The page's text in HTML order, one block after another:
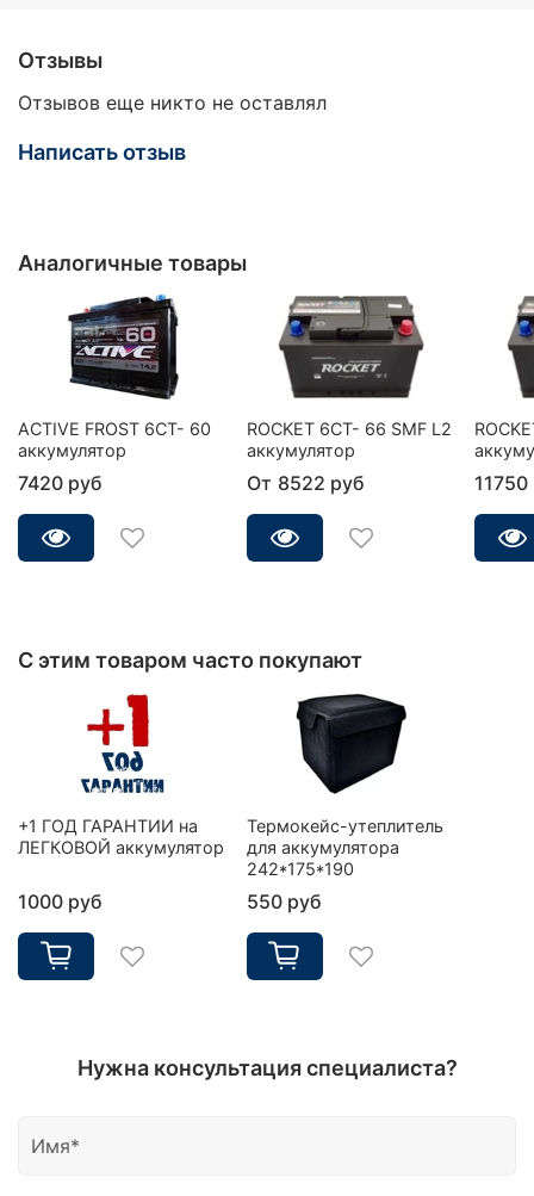
Отзывы
Отзывов еще никто не оставлял
Написать отзыв
Аналогичные товары
ACTIVE FROST 6СТ- 60
аккумулятор
7420 руб
ROCKET 6CT- 66 SMF L2
аккумулятор
От 8522 руб
С этим товаром часто покупают
+1 ГОД ГАРАНТИИ на
ЛЕГКОВОЙ аккумулятор
1000 руб
Термокейс-утеплитель
для аккумулятора
242*175*190
550 руб
Нужна консультация специалиста?